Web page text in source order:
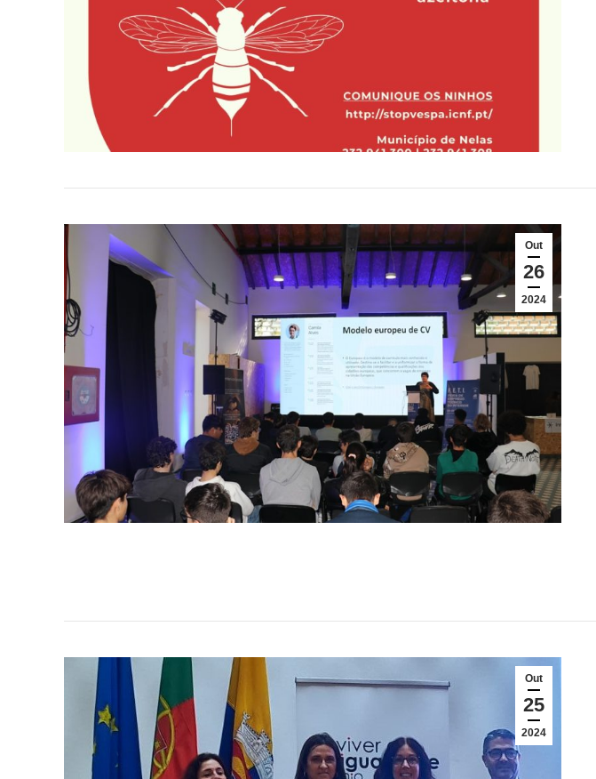
Out
26
2024
Out
25
2024